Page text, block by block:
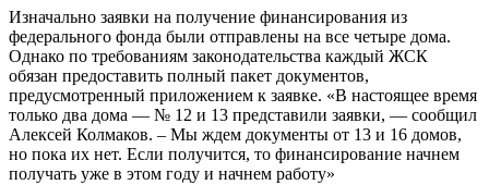
Изначально заявки на получение финансирования из
федерального фонда были отправлены на все четыре дома.
Однако по требованиям законодательства каждый ЖСК
обязан предоставить полный пакет документов,
предусмотренный приложением к заявке. «В настоящее время
только два дома — № 12 и 13 представили заявки, — сообщил
Алексей Колмаков. – Мы ждем документы от 13 и 16 домов,
но пока их нет. Если получится, то финансирование начнем
получать уже в этом году и начнем работу»